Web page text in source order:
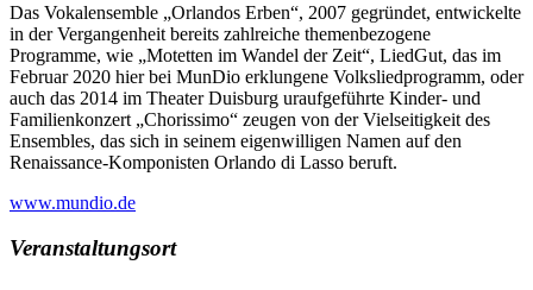
Das Vokalensemble „Orlandos Erben“, 2007 gegründet, entwickelte
in der Vergangenheit bereits zahlreiche themenbezogene
Programme, wie „Motetten im Wandel der Zeit“, LiedGut, das im
Februar 2020 hier bei MunDio erklungene Volksliedprogramm, oder
auch das 2014 im Theater Duisburg uraufgeführte Kinder- und
Familienkonzert „Chorissimo“ zeugen von der Vielseitigkeit des
Ensembles, das sich in seinem eigenwilligen Namen auf den
Renaissance-Komponisten Orlando di Lasso beruft.
www.mundio.de
Veranstaltungsort